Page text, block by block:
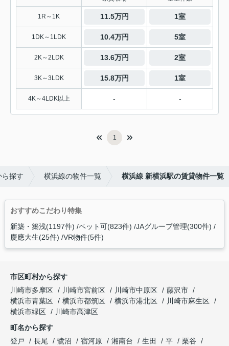
1R～1K 11.5万円 1室
1DK～1LDK 10.4万円 5室
2K～2LDK 13.6万円 2室
3K～3LDK 15.8万円 1室
4K～4LDK以上 - -
1
ら探す 横浜線の物件一覧 横浜線 新横浜駅の賃貸物件一覧
おすすめこだわり特集
新築・築浅(1197件) ペット可(823件) JAグループ管理(300件)
慶應大生(25件) VR物件(5件)
市区町村から探す
川崎市多摩区
川崎市宮前区 川崎市中原区
藤沢市
横浜市青葉区
横浜市都筑区 横浜市港北区
川崎市麻生区
横浜市緑区
川崎市高津区
町名から探す
登戸
長尾 鷺沼 宿河原 湘南台 生田 平
栗谷